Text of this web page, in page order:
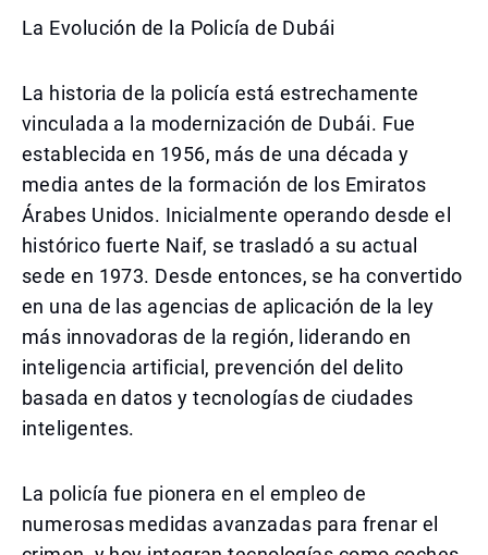
La Evolución de la Policía de Dubái
La historia de la policía está estrechamente
vinculada a la modernización de Dubái. Fue
establecida en 1956, más de una década y
media antes de la formación de los Emiratos
Árabes Unidos. Inicialmente operando desde el
histórico fuerte Naif, se trasladó a su actual
sede en 1973. Desde entonces, se ha convertido
en una de las agencias de aplicación de la ley
más innovadoras de la región, liderando en
inteligencia artificial, prevención del delito
basada en datos y tecnologías de ciudades
inteligentes.
La policía fue pionera en el empleo de
numerosas medidas avanzadas para frenar el